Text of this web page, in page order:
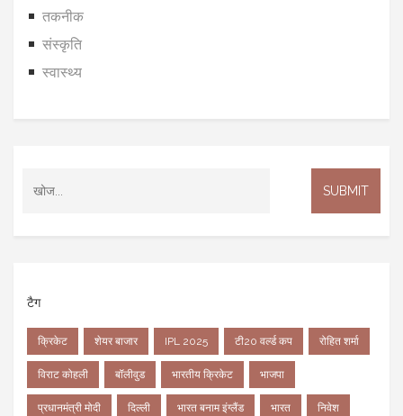
तकनीक
संस्कृति
स्वास्थ्य
टैग
क्रिकेट शेयर बाजार IPL 2025 टी20 वर्ल्ड कप रोहित शर्मा
विराट कोहली बॉलीवुड भारतीय क्रिकेट भाजपा
प्रधानमंत्री मोदी दिल्ली भारत बनाम इंग्लैंड भारत निवेश